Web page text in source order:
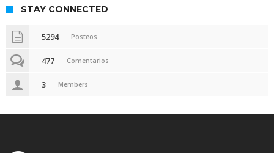
STAY CONNECTED
5294 Posteos
477 Comentarios
3 Members